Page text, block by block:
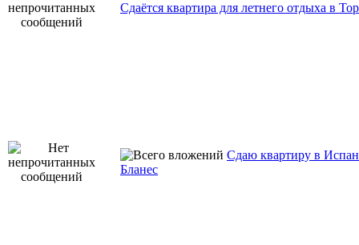
Сдаётся квартира для летнего отдыха в
Сдаю квартиру в
Бланес